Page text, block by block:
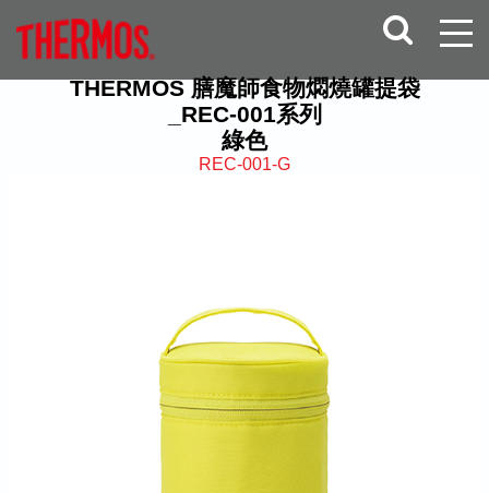
THERMOS 膳魔師食物燜燒罐提袋
_REC-001系列
綠色
REC-001-G